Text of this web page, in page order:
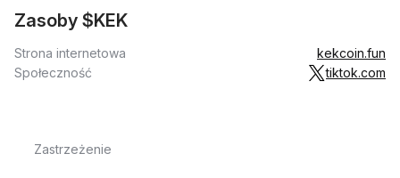
Zasoby $KEK
Strona internetowa
kekcoin.fun
Społeczność
tiktok.com
Zastrzeżenie